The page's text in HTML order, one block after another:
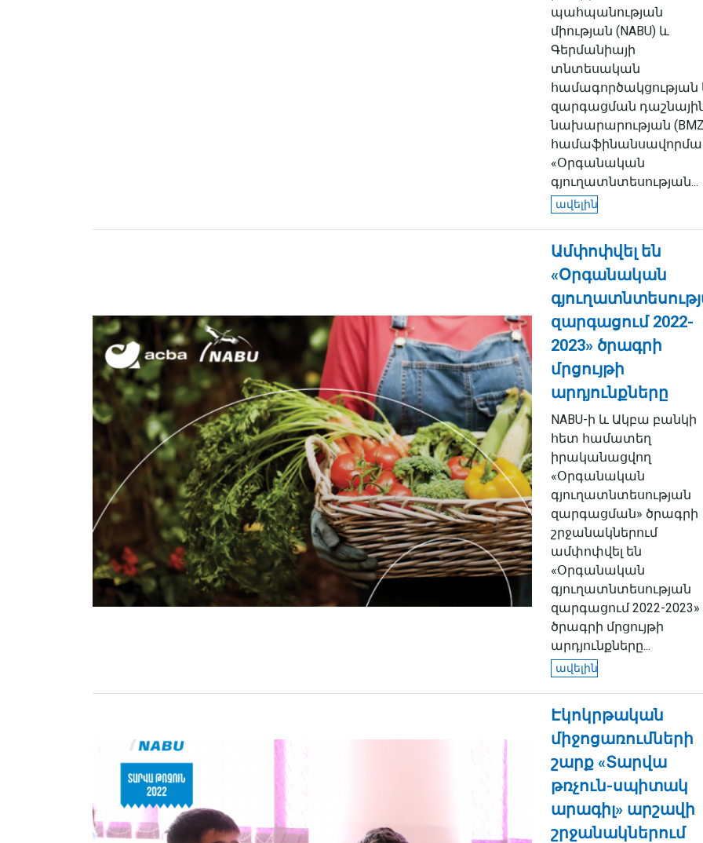
պահպանության
միության (NABU) և
Գերմանիայի
տնտեսական
համագործակցության
զարգացման
նախարարության
«Օրգանական
գյուղատնտեսության...
ավելին
Ամփոփվել են
«Օրգանական
զարգացում 2022-
2023» ծրագրի
մրցույթի
արդյունքները
NABU-ի և Ակբա բանկի
հետ համատեղ
իրականացվող
«Օրգանական
գյուղատնտեսության
զարգացման» ծրագրի
շրջանակներում
ամփոփվել են
«Օրգանական
գյուղատնտեսության
զարգացում 2022-2023»
ծրագրի մրցույթի
արդյունքները...
ավելին
Էկոկրթական
միջոցառումների
շարք «Տարվա
թռչուն-սպիտակ
արագիլ» արշավի
շրջանակներում